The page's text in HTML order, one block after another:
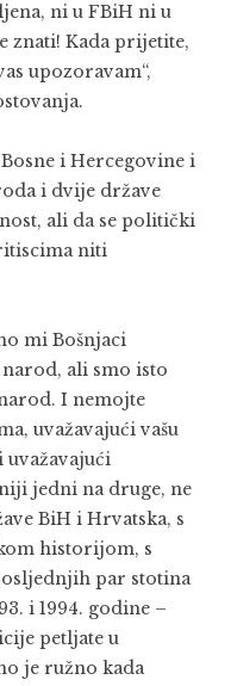
ni u FBiH ni u
znati! Kada prijetite,
upozoravam“,
i Hercegovine i
i dvije države
ali da se politički
niti
mi Bošnjaci
ali smo isto
I nemojte
uvažavajući vašu
uvažavajući
jedni na druge, ne
BiH i Hrvatska, s
historijom, s
par stotina
i 1994. godine –
petljate u
je ružno kada